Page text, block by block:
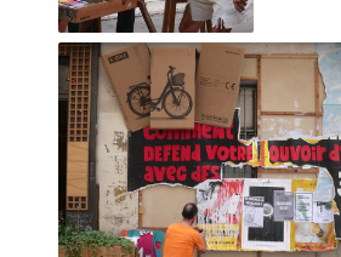
La palissade
C'est à l'occasion d'un voyage à vélo
Alexandre Leroux, un ami. Nous avons
ribambelles de photos, de vidéos et